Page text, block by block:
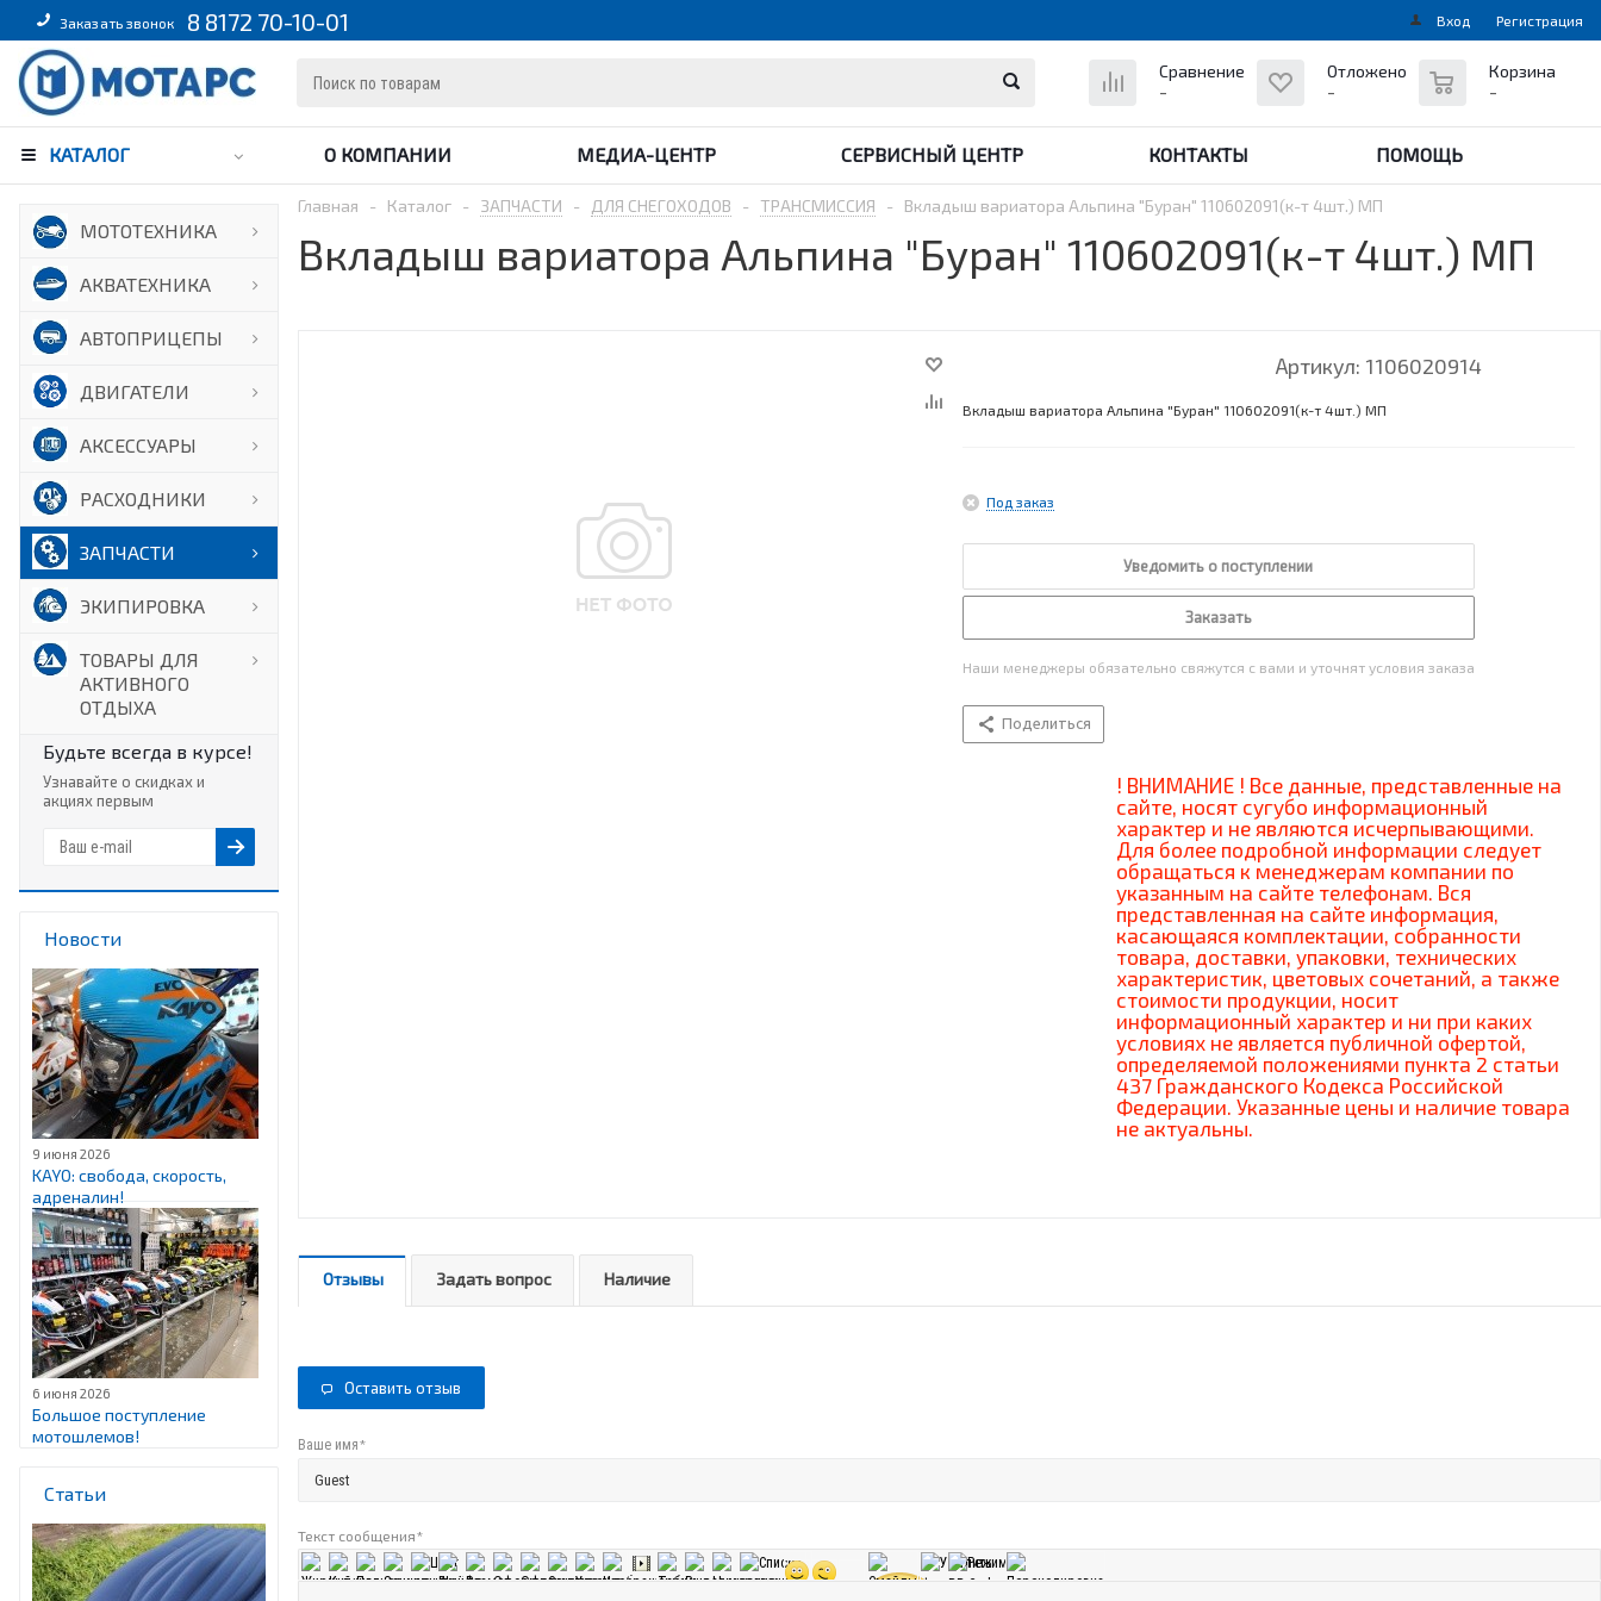
Заказать звонок 8 8172 70-10-01 Вход Регистрация
Сравнение
-
Отложено
-
Корзина
-
КАТАЛОГ О КОМПАНИИ МЕДИА-ЦЕНТР СЕРВИСНЫЙ ЦЕНТР КОНТАКТЫ ПОМОЩЬ
МОТОТЕХНИКА
АКВАТЕХНИКА
АВТОПРИЦЕПЫ
ДВИГАТЕЛИ
АКСЕССУАРЫ
РАСХОДНИКИ
ЗАПЧАСТИ
ЭКИПИРОВКА
ТОВАРЫ ДЛЯ
АКТИВНОГО
ОТДЫХА
Будьте всегда в курсе!
Узнавайте о скидках и
акциях первым
Новости
9 июня 2026
KAYO: свобода, скорость,
адреналин!
6 июня 2026
Большое поступление
мотошлемов!
Статьи
Главная - Каталог - ЗАПЧАСТИ - ДЛЯ СНЕГОХОДОВ - ТРАНСМИССИЯ - Вкладыш вариатора Альпина "Буран" 110602091(к-т 4шт.) МП
Вкладыш вариатора Альпина "Буран" 110602091(к-т 4шт.) МП
Артикул: 1106020914
Вкладыш вариатора Альпина "Буран" 110602091(к-т 4шт.) МП
Под заказ
Уведомить о поступлении
Заказать
Наши менеджеры обязательно свяжутся с вами и уточнят условия заказа
Поделиться
! ВНИМАНИЕ ! Все данные, представленные на
сайте, носят сугубо информационный
характер и не являются исчерпывающими.
Для более подробной информации следует
обращаться к менеджерам компании по
указанным на сайте телефонам. Вся
представленная на сайте информация,
касающаяся комплектации, собранности
товара, доставки, упаковки, технических
характеристик, цветовых сочетаний, а также
стоимости продукции, носит
информационный характер и ни при каких
условиях не является публичной офертой,
определяемой положениями пункта 2 статьи
437 Гражданского Кодекса Российской
Федерации. Указанные цены и наличие товара
не актуальны.
Отзывы Задать вопрос Наличие
Оставить отзыв
Ваше имя*
Текст сообщения*